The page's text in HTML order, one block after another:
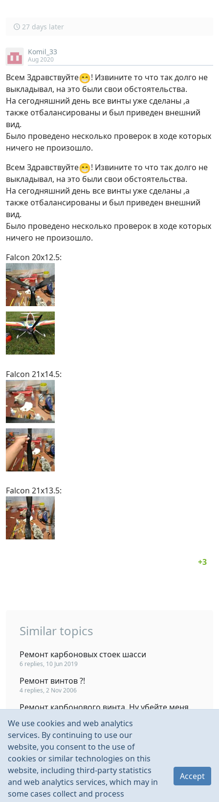
27 days later
Komil_33
Aug 2020
Всем Здравствуйте😁! Извините то что так долго не
выкладывал, на это были свои обстоятельства.
На сегодняшний день все винты уже сделаны ,а
также отбалансированы и был приведен внешний
вид.
Было проведено несколько проверок в ходе которых
ничего не произошло.
Всем Здравствуйте😁! Извините то что так долго не
выкладывал, на это были свои обстоятельства.
На сегодняшний день все винты уже сделаны ,а
также отбалансированы и был приведен внешний
вид.
Было проведено несколько проверок в ходе которых
ничего не произошло.
Falcon 20x12.5:
Falcon 21x14.5:
Falcon 21x13.5:
Similar topics
Ремонт карбоновых стоек шасси
6 replies, 10 Jun 2019
Ремонт винтов ?!
4 replies, 2 Nov 2006
Ремонт карбонового винта. Ну убейте меня.
ремонт компазитного винта
9 replies, 9 Apr 2019
маленькое ЛК из карбоновых реек
20 replies, 17 Jun 2008
We use cookies and web analytics
services. By continuing to use our
website, you consent to the use of
cookies or similar technologies on this
website, including third-party statistics
and web analytics services, which may in
some cases collect and process
Accept